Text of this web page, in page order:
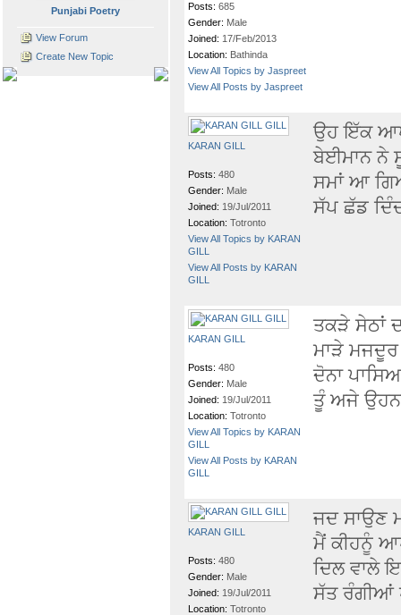
Punjabi Poetry
View Forum
Create New Topic
Posts: 685
Gender: Male
Joined: 17/Feb/2013
Location: Bathinda
View All Topics by Jaspreet
View All Posts by Jaspreet
KARAN GILL
Posts: 480
Gender: Male
Joined: 19/Jul/2011
Location: Totronto
View All Topics by KARAN
GILL
View All Posts by KARAN
GILL
ਉਹ ਇੱਕ
ਬੇਈਮਾਨ ਨੇ
ਸਮਾਂ ਆ
ਸੱਪ ਛੱਡ
KARAN GILL
Posts: 480
Gender: Male
Joined: 19/Jul/2011
Location: Totronto
View All Topics by KARAN
GILL
View All Posts by KARAN
GILL
ਤਕੜੇ ਸੇਠਾਂ
ਮਾੜੇ
ਦੋਨਾ
ਤੂੰ ਅਜੇ
KARAN GILL
Posts: 480
Gender: Male
Joined: 19/Jul/2011
Location: Totronto
ਜਦ ਸਾਉਣ
ਮੈਂ ਕੀਹਨੂੰ
ਦਿਲ ਵਾਲੇ
ਸੱਤ ਰੰਗੀਆਂ